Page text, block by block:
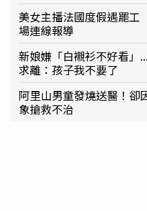
美女主播法國度假遇罷
場連線報導
新娘嫌「白襯衫不好看
求離：孩子我不要了
阿里山男童發燒送醫！
象搶救不治